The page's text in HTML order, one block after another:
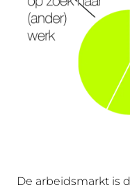
De arbeidsmarkt is